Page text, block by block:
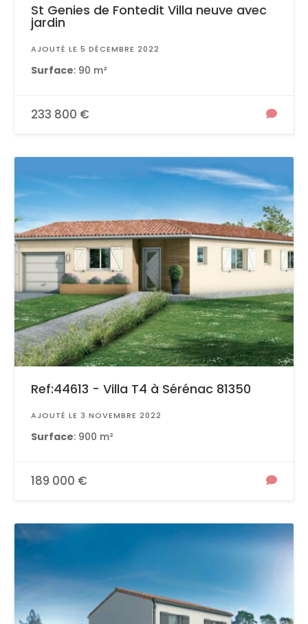
St Genies de Fontedit Villa neuve avec
jardin
AJOUTÉ LE 5 DÉCEMBRE 2022
Surface: 90 m²
233 800 €
Ref:44613 - Villa T4 à Sérénac 81350
AJOUTÉ LE 3 NOVEMBRE 2022
Surface: 900 m²
189 000 €